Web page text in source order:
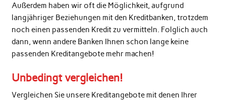
Außerdem haben wir oft die Möglichkeit, aufgrund
langjähriger Beziehungen mit den Kreditbanken, trotzdem
noch einen passenden Kredit zu vermitteln. Folglich auch
dann, wenn andere Banken Ihnen schon lange keine
passenden Kreditangebote mehr machen!
Unbedingt vergleichen!
Vergleichen Sie unsere Kreditangebote mit denen Ihrer